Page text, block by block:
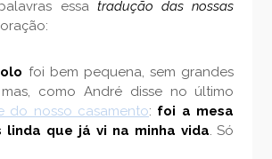
essatradução das nossas
foi bem pequena, sem grandes
mas, como André disse no último
do nosso casamento: foi a mesa
linda que já vi na minha vida. Só